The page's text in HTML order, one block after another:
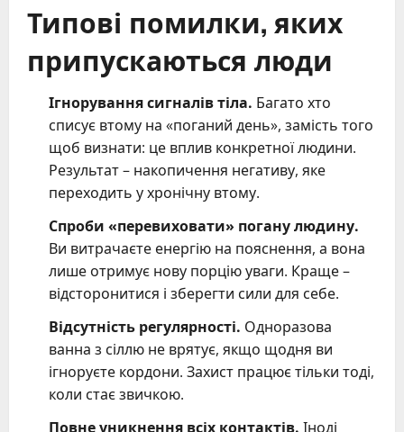
Типові помилки, яких
припускаються люди
Ігнорування сигналів тіла. Багато хто
списує втому на «поганий день», замість того
щоб визнати: це вплив конкретної людини.
Результат – накопичення негативу, яке
переходить у хронічну втому.
Спроби «перевиховати» погану людину.
Ви витрачаєте енергію на пояснення, а вона
лише отримує нову порцію уваги. Краще –
відсторонитися і зберегти сили для себе.
Відсутність регулярності. Одноразова
ванна з сіллю не врятує, якщо щодня ви
ігноруєте кордони. Захист працює тільки тоді,
коли стає звичкою.
Повне уникнення всіх контактів. Іноді